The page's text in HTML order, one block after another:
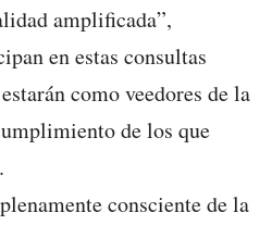
amplificada”,
en estas consultas
como veedores de la
de los que
consciente de la